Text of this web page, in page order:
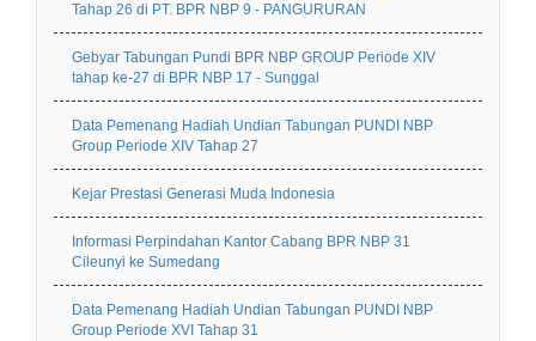
Tahap 26 di PT. BPR NBP 9 - PANGURURAN
Gebyar Tabungan Pundi BPR NBP GROUP Periode XIV
tahap ke-27 di BPR NBP 17 - Sunggal
Data Pemenang Hadiah Undian Tabungan PUNDI NBP
Group Periode XIV Tahap 27
Kejar Prestasi Generasi Muda Indonesia
Informasi Perpindahan Kantor Cabang BPR NBP 31
Cileunyi ke Sumedang
Data Pemenang Hadiah Undian Tabungan PUNDI NBP
Group Periode XVI Tahap 31